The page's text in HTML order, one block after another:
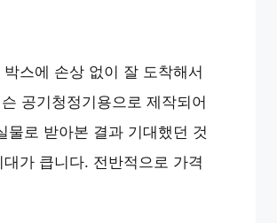
스에 손상 없이 잘 도착해서
공기청정기용으로 제작되어
물로 받아본 결과 기대했던 것
가 큽니다. 전반적으로 가격